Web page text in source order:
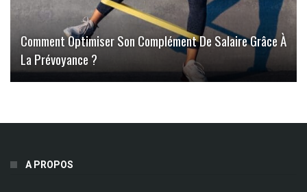
Comment Optimiser Son Complément De Salaire Grâce À
La Prévoyance ?
A PROPOS